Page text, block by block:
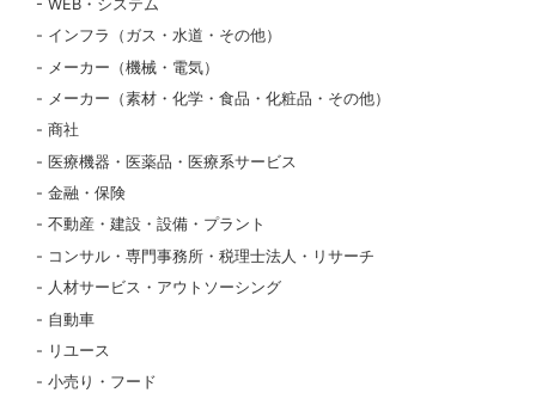
WEB・システム
インフラ（ガス・水道・その他）
メーカー（機械・電気）
メーカー（素材・化学・食品・化粧品・その他）
商社
医療機器・医薬品・医療系サービス
金融・保険
不動産・建設・設備・プラント
コンサル・専門事務所・税理士法人・リサーチ
人材サービス・アウトソーシング
自動車
リユース
小売り・フード